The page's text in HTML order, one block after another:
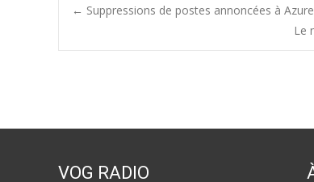
Post
← Suppressions de postes annoncées à
Le
VOG RADIO